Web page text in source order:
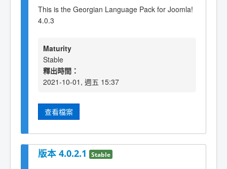
This is the Georgian Language Pack for Joomla!
4.0.3
Maturity
Stable
釋出時間：
2021-10-01, 週五 15:37
查看檔案
版本 4.0.2.1 Stable